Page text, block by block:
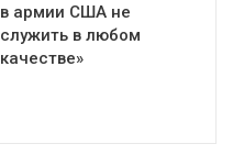
в армии США не
служить в любом
качестве»